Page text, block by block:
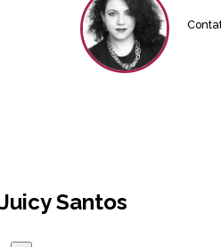
Santos